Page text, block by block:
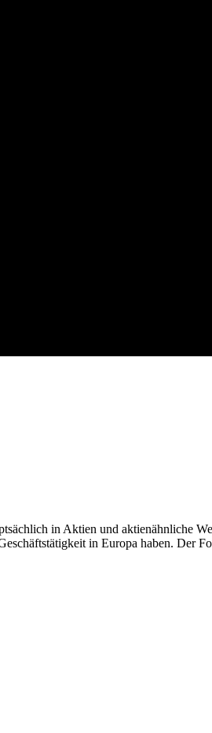
in Aktien und aktienähnliche
in Europa haben. Der